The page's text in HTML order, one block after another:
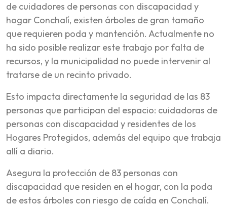
de cuidadores de personas con discapacidad y
hogar Conchalí, existen árboles de gran tamaño
que requieren poda y mantención. Actualmente no
ha sido posible realizar este trabajo por falta de
recursos, y la municipalidad no puede intervenir al
tratarse de un recinto privado.
Esto impacta directamente la seguridad de las 83
personas que participan del espacio: cuidadoras de
personas con discapacidad y residentes de los
Hogares Protegidos, además del equipo que trabaja
allí a diario.
Asegura la protección de 83 personas con
discapacidad que residen en el hogar, con la poda
de estos árboles con riesgo de caída en Conchalí.